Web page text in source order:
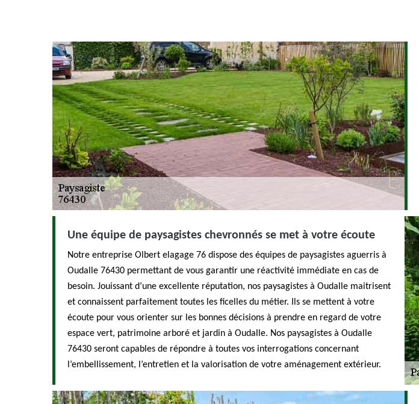
Une équipe de paysagistes chevronnés se met à votre écoute
Notre entreprise Olbert elagage 76 dispose des équipes de paysagistes aguerris à
Oudalle 76430 permettant de vous garantir une réactivité immédiate en cas de
besoin. Jouissant d’une excellente réputation, nos paysagistes à Oudalle maitrisent
et connaissent parfaitement toutes les ficelles du métier. Ils se mettent à votre
écoute pour vous orienter sur les bonnes décisions à prendre en regard de votre
espace vert, patrimoine arboré et jardin à Oudalle. Nos paysagistes à Oudalle
76430 seront capables de répondre à toutes vos interrogations concernant
l’embellissement, l’entretien et la valorisation de votre aménagement extérieur.